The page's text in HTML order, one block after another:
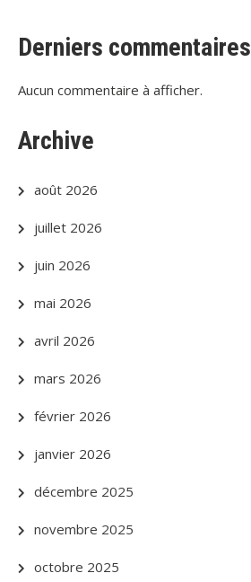
Derniers commentaires
Aucun commentaire à afficher.
Archive
août 2026
juillet 2026
juin 2026
mai 2026
avril 2026
mars 2026
février 2026
janvier 2026
décembre 2025
novembre 2025
octobre 2025